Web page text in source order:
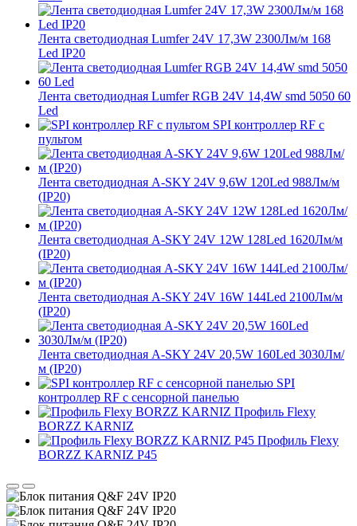
Лента светодиодная Lumfer 24V 17,3W 2300Лм/м 168
Led IP20
Лента светодиодная Lumfer RGB 24V 14,4W smd 5050 60
Led
SPI контроллер RF с
пультом
Лента светодиодная A-SKY 24V 9,6W 120Led 988Лм/м
(IP20)
Лента светодиодная A-SKY 24V 12W 128Led 1620Лм/м
(IP20)
Лента светодиодная A-SKY 24V 16W 144Led 2100Лм/м
(IP20)
Лента светодиодная A-SKY 24V 20,5W 160Led 3030Лм/
м (IP20)
SPI
контроллер RF с сенсорной панелью
Профиль Flexy
BORZZ KARNIZ
Профиль Flexy
BORZZ KARNIZ P45